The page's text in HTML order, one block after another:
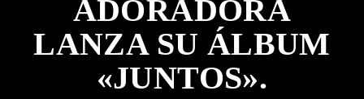
ADORADORA
LANZA SU ÁLBUM
«JUNTOS».